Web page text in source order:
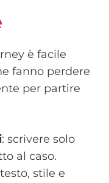
è facile
fanno perdere
per partire
: scrivere solo
al caso.
stile e